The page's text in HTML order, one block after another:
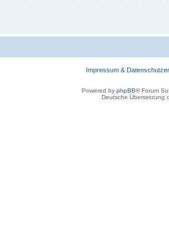
Impressum &
Powered by phpBB® Forum
Deutsche Übersetzung